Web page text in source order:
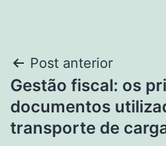
Navegação
de
Post
Post anterior
Gestão fiscal: os
documentos
transporte de